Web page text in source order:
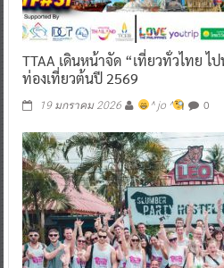
TTAA เดินหน้าจัด “เที่ยวทั่วไทย ไ
ท่องเที่ยวต้นปี 2569
19 มกราคม 2026 ^ jo ^ 0